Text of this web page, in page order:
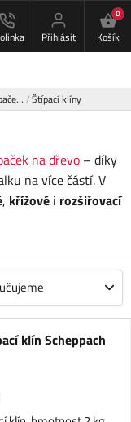
Přihlásit
0
Košík
Štípací klíny
na dřevo – díky
na více částí. V
, křížové i rozšiřovací
klín Scheppach